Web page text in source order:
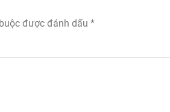
được đánh dấu *